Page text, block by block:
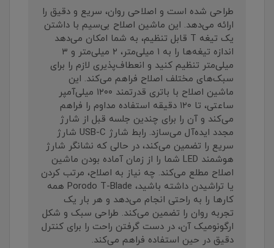
طراحی شده است و اصلاحی روان، سریع و دقیق را
ارائه می‌دهد. این ماشین اصلاح بی‌سیم با داشتن
یک تیغه T قابل تنظیم، به شما امکان می‌دهد
اندازه تیغه‌ها را به ۱ میلی‌متر، ۲ میلی‌متر و ۳
میلی‌متر تنظیم کنید و انعطاف‌پذیری لازم را برای
سبک‌های مختلف اصلاح فراهم می‌کند. این
ماشین اصلاح با باتری قدرتمند ۱۲۰۰ میلی‌آمپر
ساعتی، تا ۱۲۰ دقیقه استفاده مداوم را فراهم
می‌کند و آن را برای چندین جلسه قبل از شارژ
مجدد ایده‌آل می‌سازد. رابط شارژ USB-C شارژ
سریع را تضمین می‌کند، در حالی که نشانگر شارژ
هوشمند LED شما را از زمان آماده بودن ماشین
اصلاح مطلع می‌کند. چه نیاز به اصلاح، مرتب کردن
یا تراشیدن داشته باشید، Porodo T-Blade همه
کارها را به راحتی انجام می‌دهد و هر بار یک
تجربه روان را تضمین می‌کند. طراحی سبک و شکل
ارگونومیک آن، در دست گرفتن راحت را برای کنترل
دقیق در حین استفاده فراهم می‌کند.